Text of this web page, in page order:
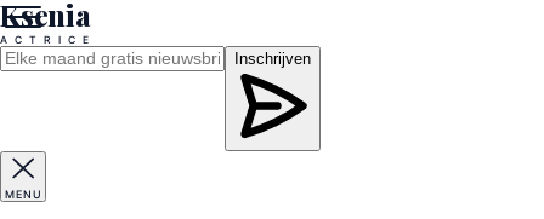
Ksenia
A C T R I C E
Inschrijven
MENU